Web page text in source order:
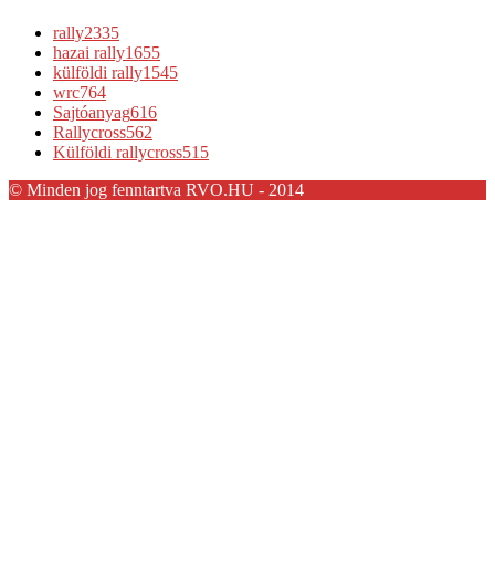
rally2335
hazai rally1655
külföldi rally1545
wrc764
Sajtóanyag616
Rallycross562
Külföldi rallycross515
© Minden jog fenntartva RVO.HU - 2014